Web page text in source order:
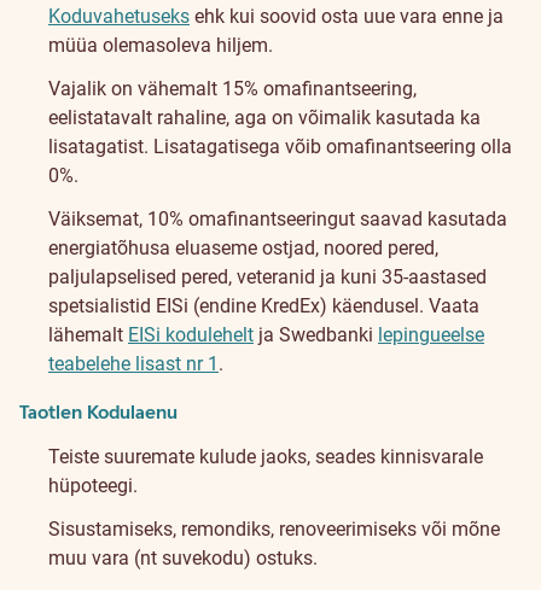
Koduvahetuseks ehk kui soovid osta uue vara enne ja
müüa olemasoleva hiljem.
Vajalik on vähemalt 15% omafinantseering,
eelistatavalt rahaline, aga on võimalik kasutada ka
lisatagatist. Lisatagatisega võib omafinantseering olla
0%.
Väiksemat, 10% omafinantseeringut saavad kasutada
energiatõhusa eluaseme ostjad, noored pered,
paljulapselised pered, veteranid ja kuni 35-aastased
spetsialistid EISi (endine KredEx) käendusel. Vaata
lähemalt EISi kodulehelt ja Swedbanki lepingueelse
teabelehe lisast nr 1 .
Taotlen Kodulaenu
Teiste suuremate kulude jaoks, seades kinnisvarale
hüpoteegi.
Sisustamiseks, remondiks, renoveerimiseks või mõne
muu vara (nt suvekodu) ostuks.